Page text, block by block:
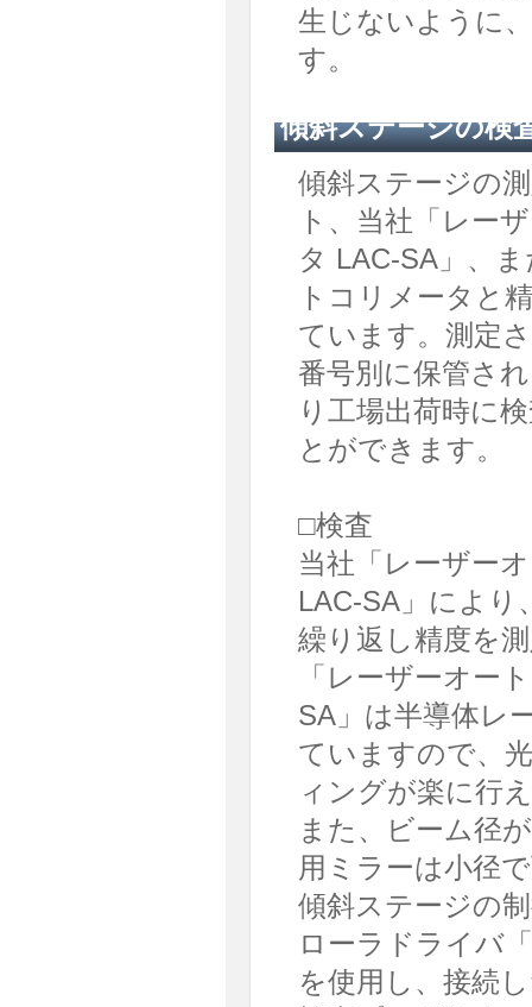
生じないように
す。
傾斜ステージの検
傾斜ステージの
ト、当社「レー
タ LAC-SA」、
トコリメータと
ています。測定
番号別に保管さ
り工場出荷時に
とができます。
□検査
当社「レーザー
LAC-SA」により
繰り返し精度を
「レーザーオー
SA」は半導体レ
ていますので、
ィングが楽に行
また、ビーム径
用ミラーは小径
傾斜ステージの
ローラドライバ
を使用し、接続